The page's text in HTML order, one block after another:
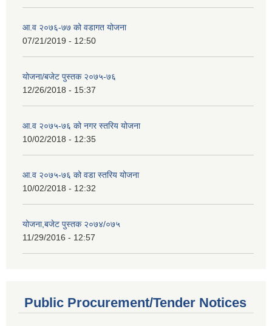
आ.व २०७६-७७ को वडागत योजना
07/21/2019 - 12:50
योजना/बजेट पुस्तक २०७५-७६
12/26/2018 - 15:37
आ.व २०७५-७६ को नगर स्तरिय योजना
10/02/2018 - 12:35
आ.व २०७५-७६ को वडा स्तरिय योजना
10/02/2018 - 12:32
योजना,बजेट पुस्तक २०७४/०७५
11/29/2016 - 12:57
Public Procurement/Tender Notices